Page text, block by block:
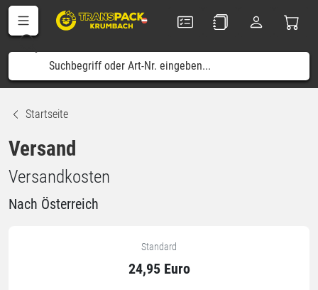
Startseite
Versand
Versandkosten
Nach Österreich
Standard
24,95 Euro